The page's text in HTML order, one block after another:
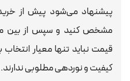
پیشنهاد می‌شود پیش از
مشخص کنید و سپس از بین
قیمت نباید تنها معیار
کیفیت و نوردهی مطلوبی ندارند.